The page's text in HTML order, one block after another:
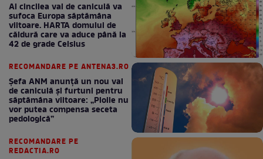
Al cincilea val de caniculă va
sufoca Europa săptămâna
viitoare. HARTA domului de
căldură care va aduce până la
42 de grade Celsius
RECOMANDARE PE ANTENA3.RO
Șefa ANM anunță un nou val
de caniculă și furtuni pentru
săptămâna viitoare: „Ploile nu
vor putea compensa seceta
pedologică”
RECOMANDARE PE
REDACTIA.RO